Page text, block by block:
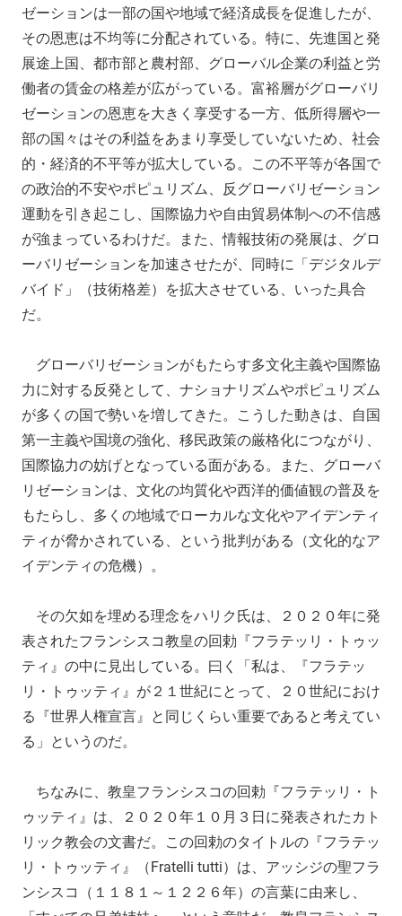
ゼーションは一部の国や地域で経済成長を促進したが、
その恩恵は不均等に分配されている。特に、先進国と発
展途上国、都市部と農村部、グローバル企業の利益と労
働者の賃金の格差が広がっている。富裕層がグローバリ
ゼーションの恩恵を大きく享受する一方、低所得層や一
部の国々はその利益をあまり享受していないため、社会
的・経済的不平等が拡大している。この不平等が各国で
の政治的不安やポピュリズム、反グローバリゼーション
運動を引き起こし、国際協力や自由貿易体制への不信感
が強まっているわけだ。また、情報技術の発展は、グロ
ーバリゼーションを加速させたが、同時に「デジタルデ
バイド」（技術格差）を拡大させている、いった具合
だ。
グローバリゼーションがもたらす多文化主義や国際協
力に対する反発として、ナショナリズムやポピュリズム
が多くの国で勢いを増してきた。こうした動きは、自国
第一主義や国境の強化、移民政策の厳格化につながり、
国際協力の妨げとなっている面がある。また、グローバ
リゼーションは、文化の均質化や西洋的価値観の普及を
もたらし、多くの地域でローカルな文化やアイデンティ
ティが脅かされている、という批判がある（文化的なア
イデンティの危機）。
その欠如を埋める理念をハリク氏は、２０２０年に発
表されたフランシスコ教皇の回勅『フラテッリ・トゥッ
ティ』の中に見出している。曰く「私は、『フラテッ
リ・トゥッティ』が２１世紀にとって、２０世紀におけ
る『世界人権宣言』と同じくらい重要であると考えてい
る」というのだ。
ちなみに、教皇フランシスコの回勅『フラテッリ・ト
ゥッティ』は、２０２０年１０月３日に発表されたカト
リック教会の文書だ。この回勅のタイトルの『フラテッ
リ・トゥッティ』（Fratelli tutti）は、アッシジの聖フラ
ンシスコ（１１８１～１２２６年）の言葉に由来し、